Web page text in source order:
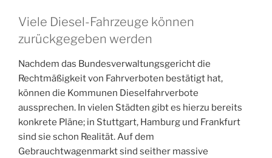
Viele Diesel-Fahrzeuge können
zurückgegeben werden
Nachdem das Bundesverwaltungsgericht die
Rechtmäßigkeit von Fahrverboten bestätigt hat,
können die Kommunen Dieselfahrverbote
aussprechen. In vielen Städten gibt es hierzu bereits
konkrete Pläne; in Stuttgart, Hamburg und Frankfurt
sind sie schon Realität. Auf dem
Gebrauchtwagenmarkt sind seither massive